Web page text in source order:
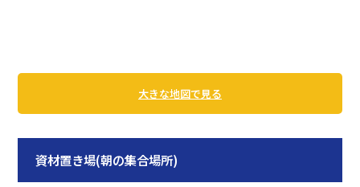
大きな地図で見る
資材置き場(朝の集合場所)